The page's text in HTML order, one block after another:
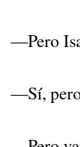
—Pero
—Sí, pero